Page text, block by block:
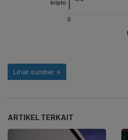
ARTIKEL TERKAIT